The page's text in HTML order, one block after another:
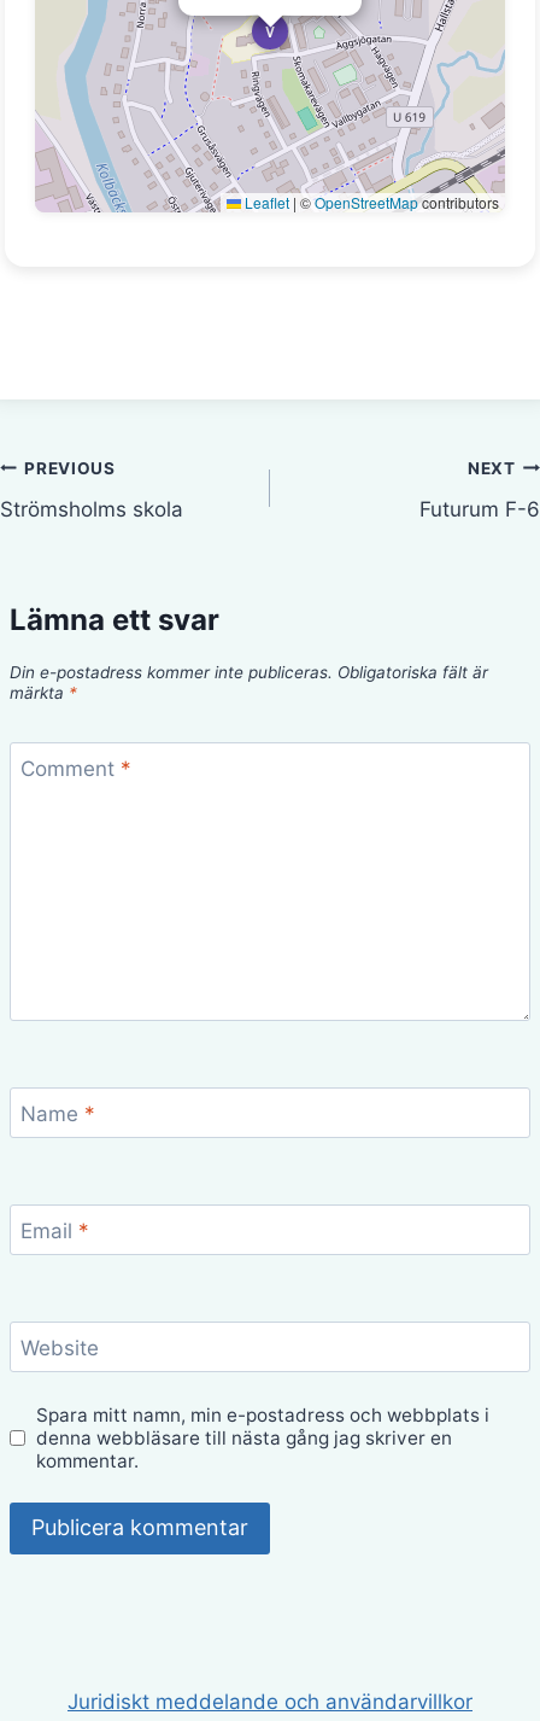
V
Leaflet | ©OpenStreetMapcontributors
Inläggsnavigering
PREVIOUS
Strömsholms skola
NEXT
Futurum F-6
Lämna ett svar
Din e-postadress kommer inte publiceras. Obligatoriska fält är
märkta *
Comment *
Name *
Email *
Website
Spara mitt namn, min e-postadress och webbplats i
denna webbläsare till nästa gång jag skriver en
kommentar.
Juridiskt meddelande och användarvillkor